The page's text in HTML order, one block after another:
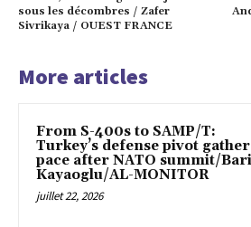
sous les décombres / Zafer
Sivrikaya / OUEST FRANCE
More articles
From S-400s to SAMP/T:
Turkey’s defense pivot
pace after NATO summit/
Kayaoglu/AL-MONITOR
juillet 22, 2026